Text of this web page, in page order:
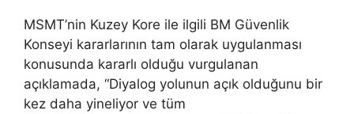
MSMT’nin Kuzey Kore ile ilgili BM Güvenlik
Konseyi kararlarının tam olarak uygulanması
konusunda kararlı olduğu vurgulanan
açıklamada, “Diyalog yolunun açık olduğunu bir
kez daha yineliyor ve tüm